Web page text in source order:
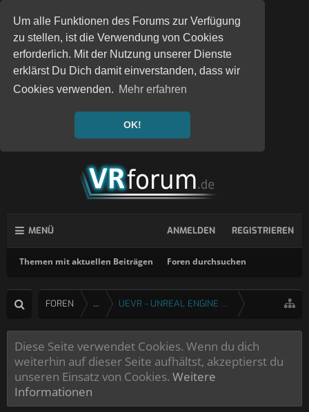
Um alle Funktionen des Forums zur Verfügung
zu stellen, ist die Verwendung von Cookies
erforderlich. Mit der Nutzung unserer Dienste
erklärst Du Dich damit einverstanden, dass wir
Cookies verwenden. Mehr erfahren
OK!
MENÜ
Themen mit aktuellen Beiträgen Foren durchsuchen
ANMELDEN REGISTRIEREN
FOREN ... UEVR - UNREAL ENGINE 4 & 5 VR INJEKTOR
Diese Seite verwendet Cookies. Wenn du dich
weiterhin auf dieser Seite aufhältst, akzeptierst du
unseren Einsatz von Cookies. Weitere
Informationen